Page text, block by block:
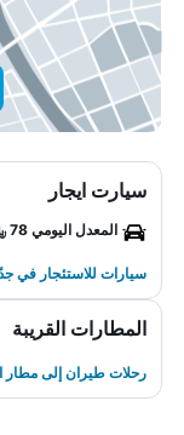
سيارت ايجار
المعدل اليومي 78 ﷼
سيارات للاستئجار في
المطارات القريبة
رحلات طيران إلى مطار